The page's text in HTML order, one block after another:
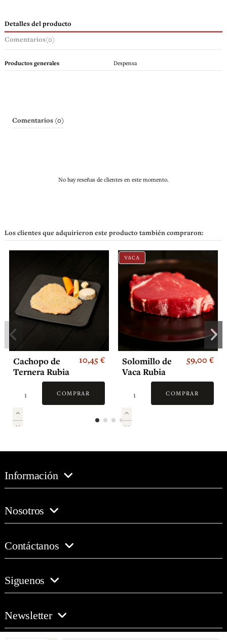
Detalles del producto
Comentarios(0)
Productos generales Despensa
Comentarios (0)
No hay reseñas de clientes en este momento.
Los clientes que adquirieron este producto también compraron:
Cachopo de
Ternera Rubia
Gallega con
Cuatro Quesos
10,45 €
COMPRAR
VACA
Solomillo de
Vaca Rubia
Gallega
59,00 €
COMPRAR
Información
Nosotros
Contáctanos
Siguenos
Newsletter